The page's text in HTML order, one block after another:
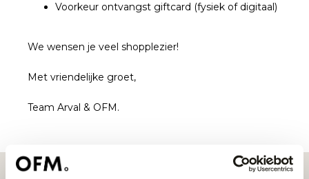
Voorkeur ontvangst giftcard (fysiek of digitaal)
We wensen je veel shopplezier!
Met vriendelijke groet,
Team Arval & OFM.